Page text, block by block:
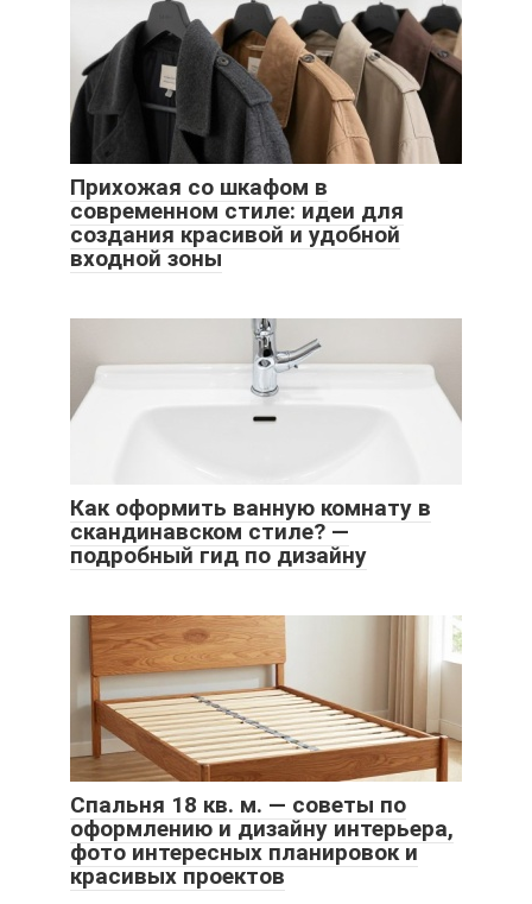
Прихожая со шкафом в
современном стиле: идеи для
создания красивой и удобной
входной зоны
Как оформить ванную комнату в
скандинавском стиле? —
подробный гид по дизайну
Спальня 18 кв. м. — советы по
оформлению и дизайну интерьера,
фото интересных планировок и
красивых проектов